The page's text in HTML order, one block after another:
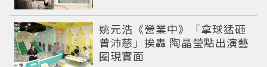
姚元浩《營業中》「拿球猛砸
曾沛慈」挨轟 陶晶瑩點出演藝
圈現實面